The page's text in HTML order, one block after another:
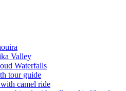
Valley
Waterfalls
tour guide
camel ride